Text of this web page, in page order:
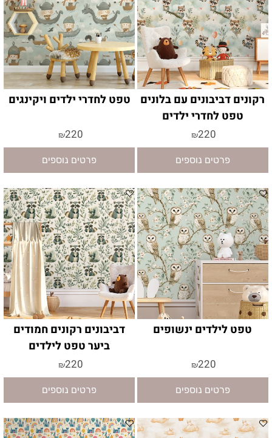
רקונים דביבונים עם בלונים
טפט לחדרי ילדים
₪220
פרטים נוספים
טפט לחדרי ילדים ויקינגים
₪220
פרטים נוספים
טפט לילדים ינשופים
₪220
פרטים נוספים
דביבונים רקונים חמודים
ביער טפט לילדים
₪220
פרטים נוספים